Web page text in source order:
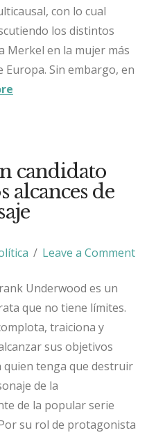
con lo cual
los distintos
Merkel en la mujer más
Europa. Sin embargo, en
candidato
alcances de
Leave a Comment
Underwood es un
que no tiene límites.
traiciona y
sus objetivos
tenga que destruir
de la
de la popular serie
su rol de protagonista